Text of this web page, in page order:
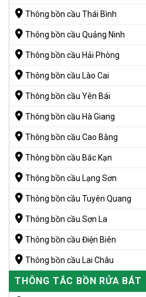
Thông bồn cầu Thái Bình
Thông bồn cầu Quảng Ninh
Thông bồn cầu Hải Phòng
Thông bồn cầu Lào Cai
Thông bồn cầu Yên Bái
Thông bồn cầu Hà Giang
Thông bồn cầu Cao Bằng
Thông bồn cầu Bắc Kạn
Thông bồn cầu Lạng Sơn
Thông bồn cầu Tuyên Quang
Thông bồn cầu Sơn La
Thông bồn cầu Điện Biên
Thông bồn cầu Lai Châu
THÔNG TẮC BỒN RỬA BÁT